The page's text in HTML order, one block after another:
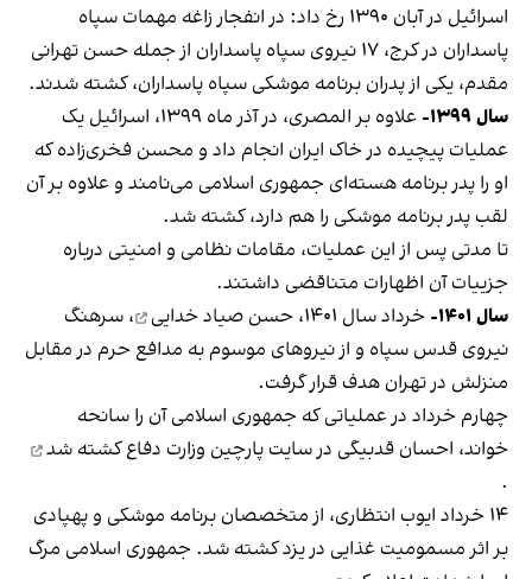
اسرائیل در آبان ۱۳۹۰ رخ داد: در انفجار زاغه مهمات سپاه
پاسداران در کرج، ۱۷ نیروی سپاه پاسداران از جمله حسن تهرانی
مقدم، یکی از پدران برنامه موشکی سپاه پاسداران، کشته شدند.
سال ۱۳۹۹-
علاوه بر المصری، در آذر ماه ۱۳۹۹، اسرائیل یک
عملیات پیچیده در خاک ایران انجام داد و محسن فخری‌زاده که
او را پدر برنامه‌ هسته‌ای جمهوری اسلامی می‌نامند و علاوه بر آن
لقب پدر برنامه موشکی را هم دارد، کشته شد.
تا مدتی پس از این عملیات، مقامات نظامی و امنیتی درباره
جزییات آن اظهارات متناقضی داشتند.
سال ۱۴۰۱-
خرداد سال ۱۴۰۱، حسن صیاد خدایی
، سرهنگ
نیروی قدس سپاه و از نیروهای موسوم به مدافع حرم در مقابل
منزلش در تهران هدف قرار گرفت.
چهارم خرداد در عملیاتی که جمهوری اسلامی آن را سانحه
خواند، احسان قدبیگی در سایت پارچین وزارت دفاعکشته شد
.
۱۴ خرداد ایوب انتظاری، از متخصصان برنامه موشکی و پهپادی
بر اثر مسمومیت غذایی در یزد کشته شد. جمهوری اسلامی مرگ